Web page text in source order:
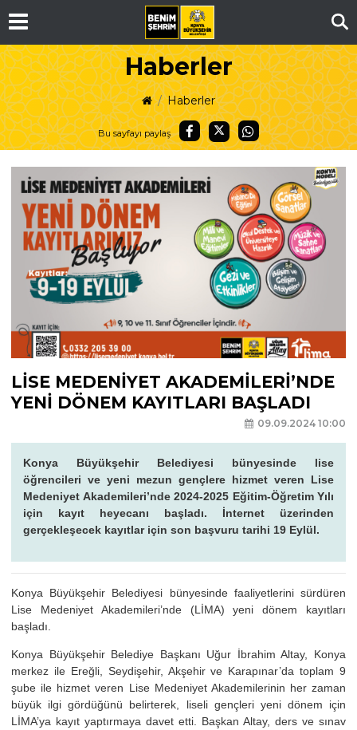
Haberler
Haberler
Bu sayfayı paylaş
LİSE MEDENİYET AKADEMİLERİ’NDE
YENİ DÖNEM KAYITLARI BAŞLADI
09.09.2024 10:00
Konya Büyükşehir Belediyesi bünyesinde lise
öğrencileri ve yeni mezun gençlere hizmet veren Lise
Medeniyet Akademileri’nde 2024-2025 Eğitim-Öğretim Yılı
için kayıt heyecanı başladı. İnternet üzerinden
gerçekleşecek kayıtlar için son başvuru tarihi 19 Eylül.
Konya Büyükşehir Belediyesi bünyesinde faaliyetlerini sürdüren
Lise Medeniyet Akademileri’nde (LİMA) yeni dönem kayıtları
başladı.
Konya Büyükşehir Belediye Başkanı Uğur İbrahim Altay, Konya
merkez ile Ereğli, Seydişehir, Akşehir ve Karapınar’da toplam 9
şube ile hizmet veren Lise Medeniyet Akademilerinin her zaman
büyük ilgi gördüğünü belirterek, liseli gençleri yeni dönem için
LİMA’ya kayıt yaptırmaya davet etti. Başkan Altay, ders ve sınav